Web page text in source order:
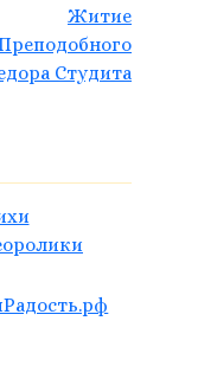
Житие
Студита